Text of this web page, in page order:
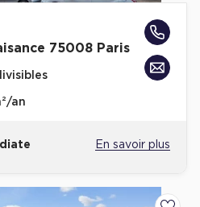
75008 Paris
an
En savoir plus